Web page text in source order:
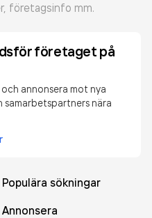
företagsinfo mm.
företaget på
annonsera mot nya
samarbetspartners nära
Populära sökningar
Annonsera